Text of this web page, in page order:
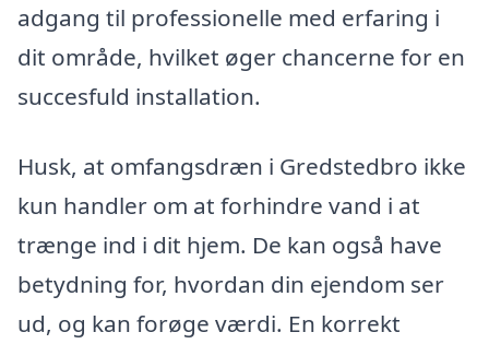
adgang til professionelle med erfaring i
dit område, hvilket øger chancerne for en
succesfuld installation.
Husk, at omfangsdræn i Gredstedbro ikke
kun handler om at forhindre vand i at
trænge ind i dit hjem. De kan også have
betydning for, hvordan din ejendom ser
ud, og kan forøge værdi. En korrekt